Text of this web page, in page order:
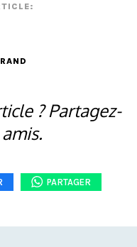
? Partagez-
PARTAGER